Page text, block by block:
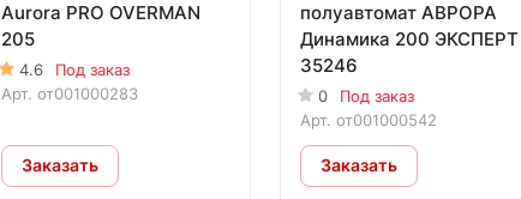
Aurora PRO OVERMAN
205
4.6
Под заказ
Арт. от001000283
Заказать
полуавтомат АВРОРА
Динамика 200 ЭКСПЕРТ
35246
0
Под заказ
Арт. от001000542
Заказать